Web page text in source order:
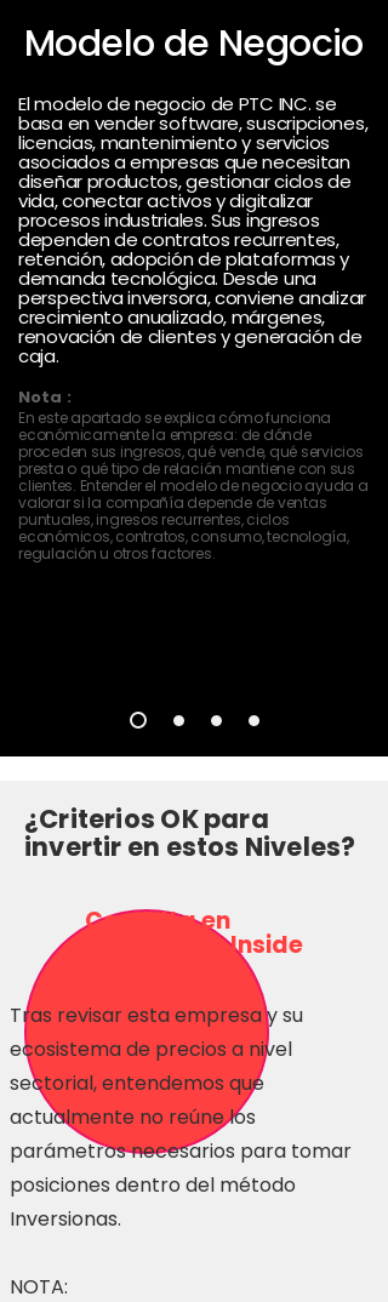
Modelo de Negocio
El modelo de negocio de PTC INC. se
basa en vender software, suscripciones,
licencias, mantenimiento y servicios
asociados a empresas que necesitan
diseñar productos, gestionar ciclos de
vida, conectar activos y digitalizar
procesos industriales. Sus ingresos
dependen de contratos recurrentes,
retención, adopción de plataformas y
demanda tecnológica. Desde una
perspectiva inversora, conviene analizar
crecimiento anualizado, márgenes,
renovación de clientes y generación de
caja.
Nota :
En este apartado se explica cómo funciona
económicamente la empresa: de dónde
proceden sus ingresos, qué vende, qué servicios
presta o qué tipo de relación mantiene con sus
clientes. Entender el modelo de negocio ayuda a
valorar si la compañía depende de ventas
puntuales, ingresos recurrentes, ciclos
económicos, contratos, consumo, tecnología,
regulación u otros factores.
¿Criterios OK para
invertir en estos Niveles?
Consulta en
Inversionas Inside
Tras revisar esta empresa y su
ecosistema de precios a nivel
sectorial, entendemos que
actualmente no reúne los
parámetros necesarios para tomar
posiciones dentro del método
Inversionas.
NOTA: